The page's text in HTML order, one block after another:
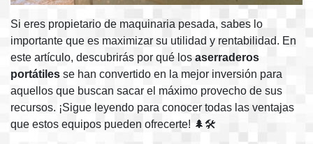
Si eres propietario de maquinaria pesada, sabes lo
importante que es maximizar su utilidad y rentabilidad. En
este artículo, descubrirás por qué los aserraderos
portátiles se han convertido en la mejor inversión para
aquellos que buscan sacar el máximo provecho de sus
recursos. ¡Sigue leyendo para conocer todas las ventajas
que estos equipos pueden ofrecerte! 🌲🛠️